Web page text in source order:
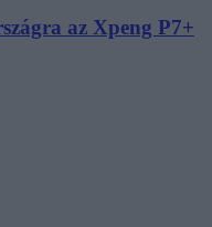
az Xpeng P7+